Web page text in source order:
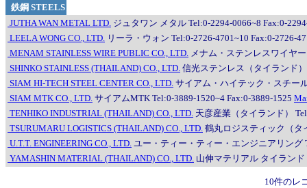
鉄鋼 STEELS
JUTHA WAN METAL LTD. ジュタワン メタル Tel:0-2294-0066~8 Fax:0-
LEELA WONG CO., LTD. リーラ・ウォン Tel:0-2726-4701~10 Fax:0-2726-
MENAM STAINLESS WIRE PUBLIC CO., LTD. メナム・ステンレスワイヤ
SHINKO STAINLESS (THAILAND) CO., LTD. 信光ステンレス（タイランド
SIAM HI-TECH STEEL CENTER CO., LTD. サイアム・ハイテック・スチー
SIAM MTK CO., LTD. サイアムMTK Tel:0-3889-1520~4 Fax:0-3889-1525
TENHIKO INDUSTRIAL (THAILAND) CO., LTD. 天彦産業（タイランド）
TSURUMARU LOGISTICS (THAILAND) CO., LTD. 鶴丸ロジスティック（タ
U.T.T. ENGINEERING CO., LTD. ユー・ティー・ティー・エンジニアリング
YAMASHIN MATERIAL (THAILAND) CO., LTD. 山伸マテリアル タイランド
10件のレ